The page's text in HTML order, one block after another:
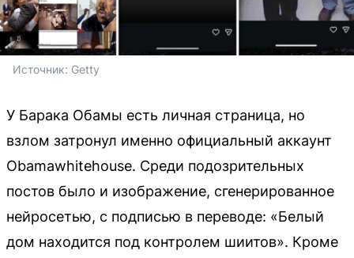
Источник: Getty
У Барака Обамы есть личная страница, но
взлом затронул именно официальный аккаунт
Obamawhitehouse. Среди подозрительных
постов было и изображение, сгенерированное
нейросетью, с подписью в переводе: «Белый
дом находится под контролем шиитов». Кроме